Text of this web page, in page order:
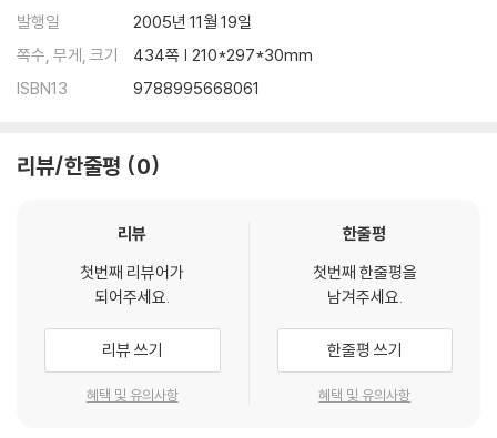
제98화 불시심 불시물 불시불
제99화 마음이 곧 부처다
발행일
2005년 11월 19일
쪽수, 무게, 크기
434쪽 | 210*297*30mm
ISBN13
9788995668061
리뷰/한줄평 0
리뷰
첫번째 리뷰어가
되어주세요.
리뷰 쓰기
혜택 및 유의사항
한줄평
첫번째 한줄평을
남겨주세요.
한줄평 쓰기
혜택 및 유의사항